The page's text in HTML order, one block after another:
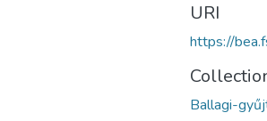
URI
https://
Ballagi-